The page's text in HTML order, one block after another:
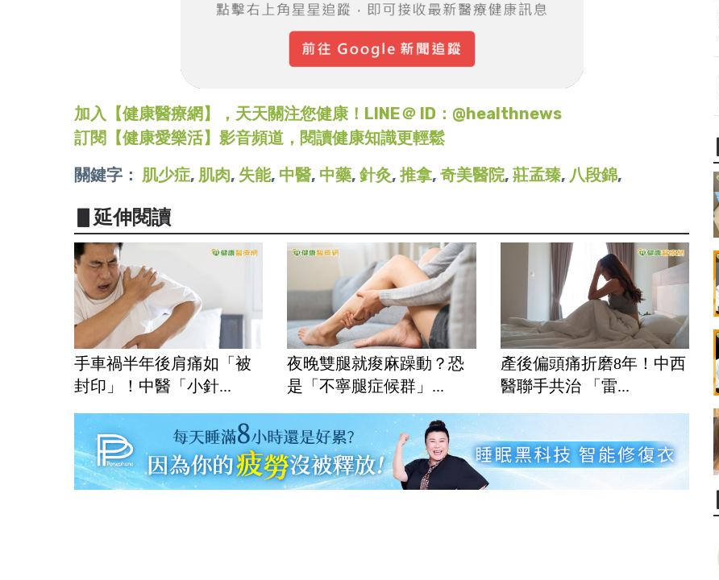
加入【健康醫療網】，天天關注您健康！LINE＠ ID：@healthnews
訂閱【健康愛樂活】影音頻道，閱讀健康知識更輕鬆
關鍵字： 肌少症, 肌肉, 失能, 中醫, 中藥, 針灸, 推拿, 奇美醫院, 莊孟臻, 八段錦,
▋延伸閱讀
手車禍半年後肩痛如「被
封印」！中醫「小針...
夜晚雙腿就痠麻躁動？恐
是「不寧腿症候群」...
產後偏頭痛折磨8年！中西
醫聯手共治 「雷...